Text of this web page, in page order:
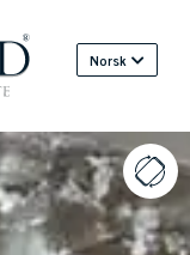
Norsk